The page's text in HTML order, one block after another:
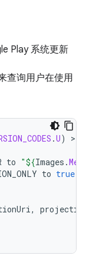
Play 系统更新
查询用户在使用
.U) >
to "${Images .
to true
,